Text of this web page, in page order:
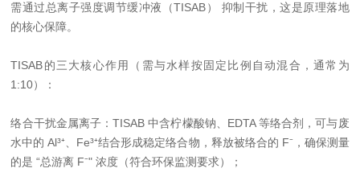
需通过总离子强度调节缓冲液（TISAB） 抑制干扰，这是原理落地
的核心保障。
TISAB的三大核心作用（需与水样按固定比例自动混合，通常为
1:10）：
络合干扰金属离子：TISAB 中含柠檬酸钠、EDTA 等络合剂，可与废
水中的 Al³⁺、Fe³⁺结合形成稳定络合物，释放被络合的 F⁻，确保测量
的是 “总游离 F⁻" 浓度（符合环保监测要求）；